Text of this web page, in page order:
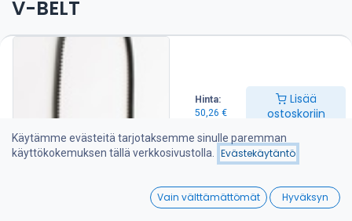
Hinta:
50,26 €
Lisää
ostoskoriin
Wishlist
V-BELT
Hihna on suositeltava pitää varalla veneessä
€
Lisää ostoskoriin
Lisää toivelistalle
Käytämme evästeitä tarjotaksemme sinulle paremman
käyttökokemuksen tällä verkkosivustolla.
Evästekäytäntö
Vain välttämättömät Hyväksyn